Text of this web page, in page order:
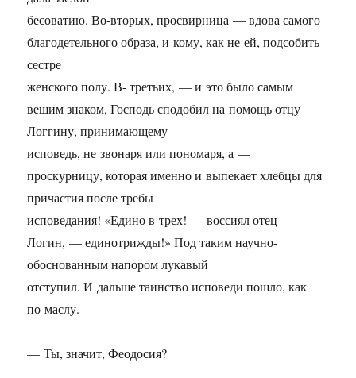
бесоватию. Во-вторых, просвирница — вдова самого
благодетельного образа, и кому, как не ей, подсобить
сестре
женского полу. В- третьих, — и это было самым
вещим знаком, Господь сподобил на помощь отцу
Логгину, принимающему
исповедь, не звонаря или пономаря, а —
проскурницу, которая именно и выпекает хлебцы для
причастия после требы
исповедания! «Едино в трех! — воссиял отец
Логин, — единотрижды!» Под таким научно-
обоснованным напором лукавый
отступил. И дальше таинство исповеди пошло, как
по маслу.
— Ты, значит, Феодосия?